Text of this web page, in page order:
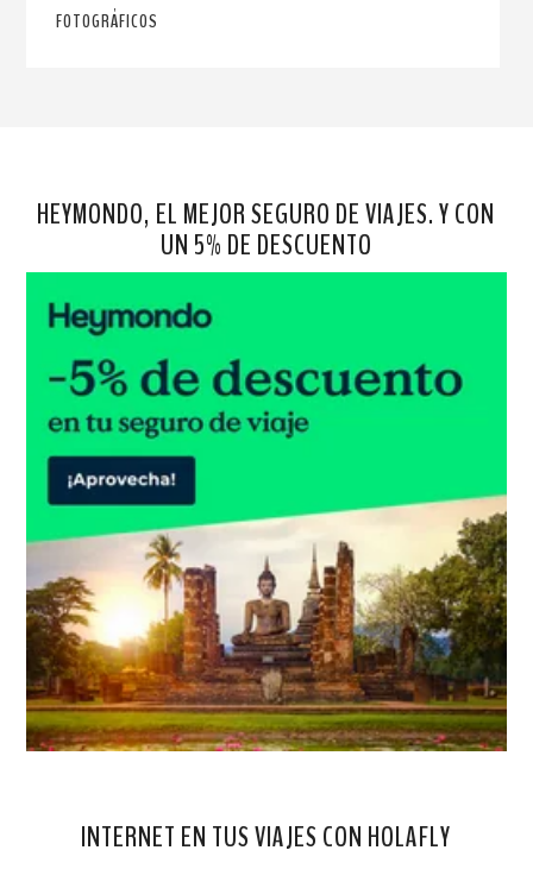
FOTOGRÁFICOS
HEYMONDO, EL MEJOR SEGURO DE VIAJES. Y CON
UN 5% DE DESCUENTO
INTERNET EN TUS VIAJES CON HOLAFLY